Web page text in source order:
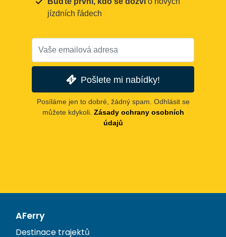
jízdních řádech
Pošlete mi nabídky!
Posíláme jen to dobré, žádný spam. Odhlásit se
můžete kdykoli. Zásady ochrany osobních
údajů
AFerry
Destinace trajektů